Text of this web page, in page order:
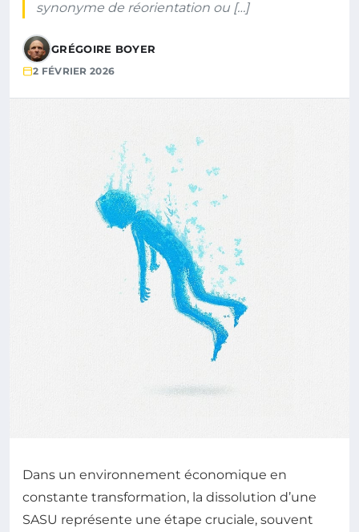
synonyme de réorientation ou […]
GRÉGOIRE BOYER
2 FÉVRIER 2026
Dans un environnement économique en
constante transformation, la dissolution d’une
SASU représente une étape cruciale, souvent